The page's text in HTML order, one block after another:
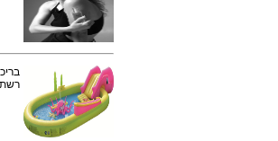
רשת ToysRus